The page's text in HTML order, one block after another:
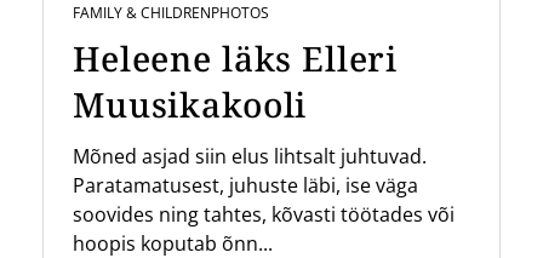
FAMILY & CHILDRENPHOTOS
Heleene läks Elleri
Muusikakooli
Mõned asjad siin elus lihtsalt juhtuvad.
Paratamatusest, juhuste läbi, ise väga
soovides ning tahtes, kõvasti töötades või
hoopis koputab õnn...